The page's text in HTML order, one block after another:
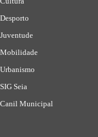
Desporto
Juventude
Mobilidade
Urbanismo
SIG Seia
Canil Municipal